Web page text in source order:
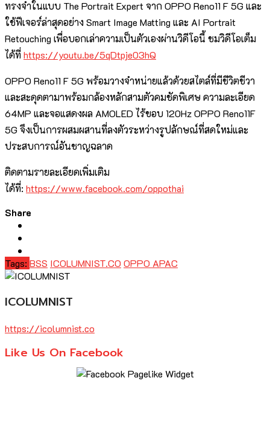
ทรงจำในแบบ The Portrait Expert จาก OPPO Reno11 F 5G และ
ใช้ฟีเจอร์ล่าสุดอย่าง Smart Image Matting และ AI Portrait
Retouching เพื่อบอกเล่าความเป็นตัวเองผ่านวิดีโอนี้ ชมวิดีโอเต็ม
ได้ที่https://youtu.be/5qDtpje03hQ
OPPO Reno11 F 5G พร้อมวางจำหน่ายแล้วด้วยสไตล์ที่มีชีวิตชีวา
และสะดุดตามาพร้อมกล้องหลักสามตัวคมชัดพิเศษ ความละเอียด
64MP และจอแสดงผล AMOLED ไร้ขอบ 120Hz OPPO Reno11F
5G จึงเป็นการผสมผสานที่ลงตัวระหว่างรูปลักษณ์ที่สดใหม่และ
ประสบการณ์อันชาญฉลาด
ติดตามรายละเอียดเพิ่มเติม
ได้ที่: https://www.facebook.com/oppothai
Share
Tags: BSS ICOLUMNIST.CO OPPO APAC
ICOLUMNIST
https://icolumnist.co
Like Us On Facebook